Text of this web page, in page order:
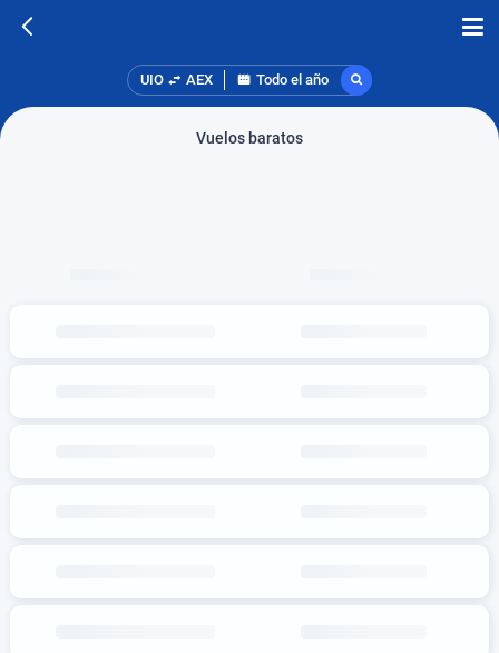
UIO AEX Todo el año
Vuelos baratos